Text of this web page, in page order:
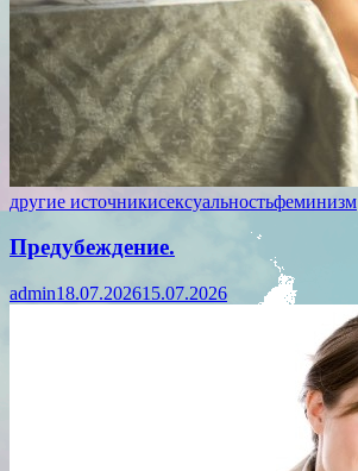
другие источникисексуальностьфеминизм
Предубеждение.
admin18.07.202615.07.2026